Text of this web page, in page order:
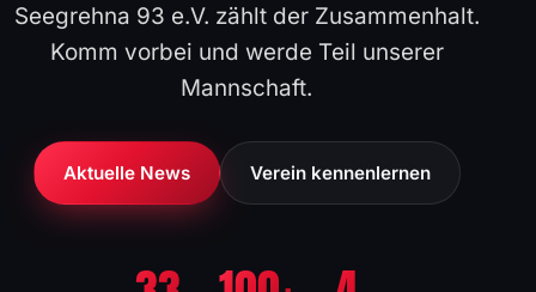
Seegrehna 93 e.V. zählt der Zusammenhalt.
Komm vorbei und werde Teil unserer
Mannschaft.
Aktuelle News Verein kennenlernen